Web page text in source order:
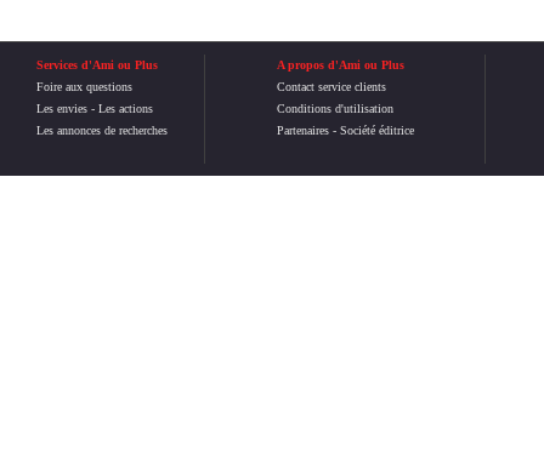
Services d'Ami ou Plus
Foire aux questions
Les envies - Les actions
Les annonces de recherches
A propos d'Ami ou Plus
Contact service clients
Conditions d'utilisation
Partenaires- Société éditrice